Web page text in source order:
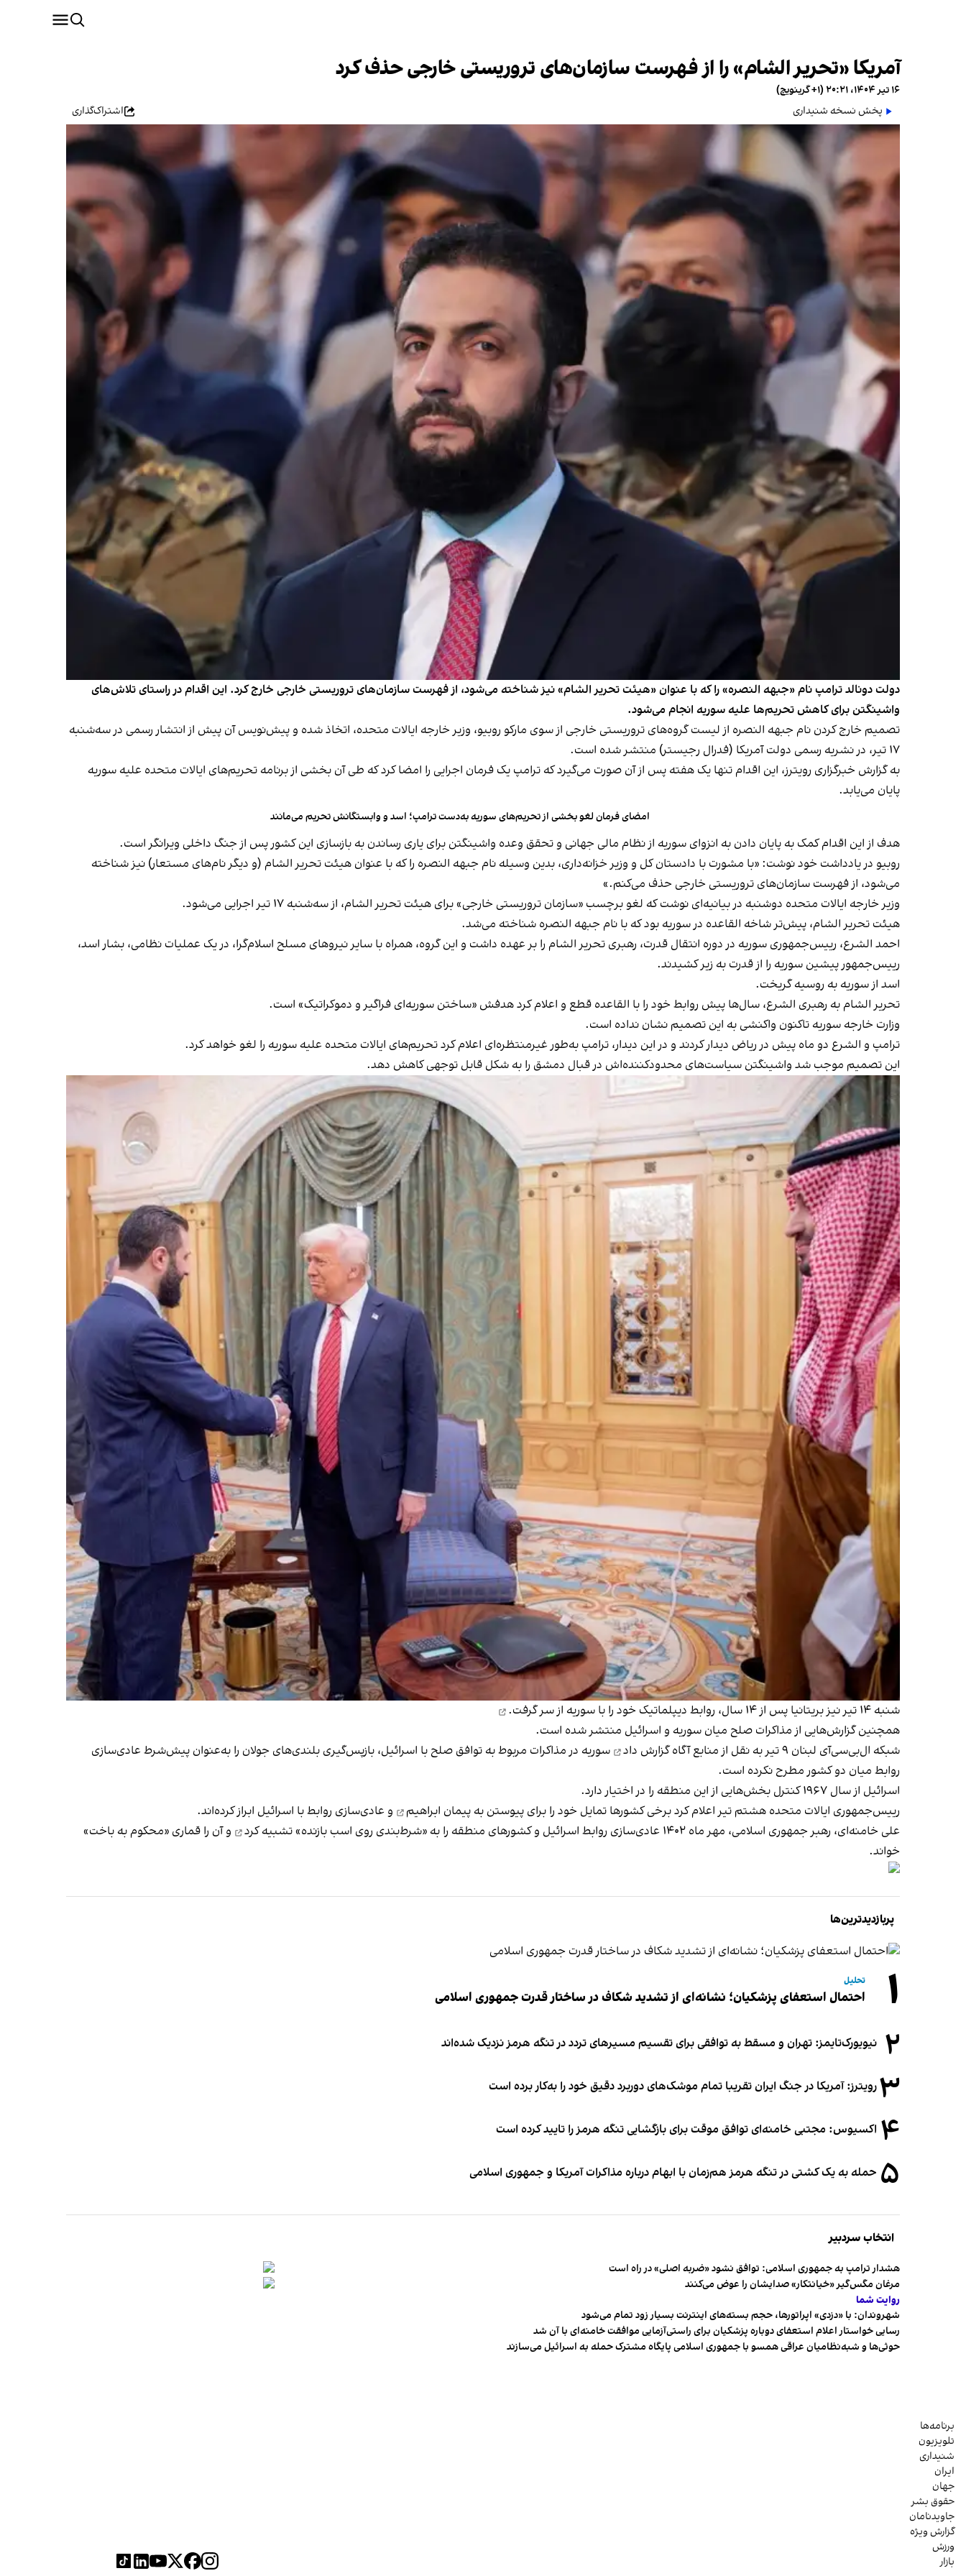
آمریکا «تحریر الشام» را از فهرست سازمان‌های تروریستی خارجی حذف کرد
۱۶ تیر ۱۴۰۴، ۲۰:۲۱ (‎+۱ گرینویچ)
پخش نسخه شنیداری
اشتراک‌گذاری
دولت دونالد ترامپ نام «جبهه النصره» را که با عنوان «هیئت تحریر الشام» نیز شناخته می‌شود، از فهرست سازمان‌های تروریستی خارجی خارج کرد. این اقدام در راستای تلاش‌های
واشینگتن برای کاهش تحریم‌ها علیه سوریه انجام می‌شود.
تصمیم خارج کردن نام جبهه النصره از لیست گروه‌های تروریستی خارجی از سوی مارکو روبیو، وزیر خارجه ایالات متحده، اتخاذ شده و پیش‌نویس آن پیش از انتشار رسمی در سه‌شنبه
۱۷ تیر، در نشریه رسمی دولت آمریکا (فدرال رجیستر) منتشر شده است.
به گزارش خبرگزاری رویترز، این اقدام تنها یک هفته پس از آن صورت می‌گیرد که ترامپ یک فرمان اجرایی‌ را امضا کرد که طی آن بخشی از برنامه تحریم‌های ایالات متحده علیه سوریه
پایان می‌یابد.
امضای فرمان لغو بخشی از تحریم‌های سوریه به‌دست ترامپ؛ اسد و وابستگانش تحریم می‌مانند
هدف از این اقدام کمک به پایان دادن به انزوای سوریه از نظام مالی جهانی و تحقق وعده واشینگتن برای یاری رساندن به بازسازی این کشور پس از جنگ داخلی ویرانگر است.
روبیو در یادداشت خود نوشت: «با مشورت با دادستان کل و وزیر خزانه‌داری، بدین‌ وسیله نام جبهه النصره را که با عنوان هیئت تحریر الشام (و دیگر نام‌های مستعار) نیز شناخته
می‌شود، از فهرست سازمان‌های تروریستی خارجی حذف می‌کنم.»
وزیر خارجه ایالات متحده دوشنبه در بیانیه‌ای نوشت که لغو برچسب «سازمان تروریستی خارجی» برای هیئت تحریر الشام، از سه‌شنبه ۱۷ تیر اجرایی می‌شود.
هیئت تحریر الشام، پیش‌تر شاخه القاعده در سوریه بود که با نام جبهه النصره شناخته می‌شد.
احمد الشرع، رییس‌جمهوری سوریه در دوره انتقال قدرت، رهبری تحریر الشام را بر عهده داشت و این گروه، همراه با سایر نیروهای مسلح اسلام‌گرا، در یک عملیات نظامی، بشار اسد،
رییس‌جمهور پیشین سوریه را از قدرت به زیر کشیدند.
اسد از سوریه به روسیه گریخت.
تحریر الشام به رهبری الشرع، سال‌ها پیش روابط خود را با القاعده قطع و اعلام کرد هدفش «ساختن سوریه‌ای فراگیر و دموکراتیک» است.
وزارت خارجه سوریه تاکنون واکنشی به این تصمیم نشان نداده است.
ترامپ و الشرع دو ماه پیش در ریاض دیدار کردند و در این دیدار، ترامپ به‌طور غیرمنتظره‌ای اعلام کرد تحریم‌های ایالات متحده علیه سوریه را لغو خواهد کرد.
این تصمیم موجب شد واشینگتن سیاست‌های محدودکننده‌اش در قبال دمشق را به شکل قابل‌ توجهی کاهش دهد.
شنبه ۱۴ تیر نیز بریتانیا پس از ۱۴ سال، روابط دیپلماتیک خود را با سوریه
از سر گرفت.
همچنین گزارش‌‎هایی از مذاکرات صلح میان سوریه و اسرائیل منتشر شده است.
شبکه ال‌بی‌سی‌آی لبنان ۹ تیر
به نقل از منابع آگاه گزارش داد
سوریه در مذاکرات مربوط به توافق صلح با اسرائیل، بازپس‌گیری بلندی‌های جولان را به‌عنوان پیش‌شرط عادی‌سازی
روابط میان دو کشور مطرح نکرده است.
اسرائیل از سال ۱۹۶۷ کنترل بخش‌هایی از این منطقه را در اختیار دارد.
رییس‌جمهوری ایالات متحده هشتم تیر اعلام کرد برخی کشورها تمایل خود را برای پیوستن به پیمان ابراهیم
و عادی‌سازی روابط با اسرائیل ابراز کرده‌اند.
علی خامنه‌ای، رهبر جمهوری اسلامی، مهر ماه ۱۴۰۲ عادی‌سازی روابط اسرائیل و کشورهای منطقه را به «شرط‌بندی روی اسب بازنده»
تشبیه کرد
و آن را قماری «محکوم به باخت»
خواند.
پربازدیدترین‌ها
۱ تحلیل
احتمال استعفای پزشکیان؛ نشانه‌ای از تشدید شکاف در ساختار قدرت جمهوری اسلامی
۲ نیویورک‌تایمز: تهران و مسقط به توافقی برای تقسیم مسیرهای تردد در تنگه هرمز نزدیک شده‌اند
۳رویترز: آمریکا در جنگ ایران تقریبا تمام موشک‌های دوربرد دقیق خود را به‌کار برده است
۴ اکسیوس: مجتبی خامنه‌ای توافق موقت برای بازگشایی تنگه هرمز را تایید کرده است
۵ حمله به یک کشتی در تنگه هرمز هم‌زمان با ابهام درباره مذاکرات آمریکا و جمهوری اسلامی
انتخاب سردبیر
هشدار ترامپ به جمهوری اسلامی: توافق نشود «ضربه اصلی» در راه است
مرغان مگس‌گیر «خیانتکار» صدایشان را عوض می‌کنند
روایت شما
شهروندان:‌ با «دزدی» اپراتورها، حجم بسته‌های اینترنت بسیار زود تمام می‌شود
رسایی خواستار اعلام استعفای دوباره پزشکیان برای راستی‌آزمایی موافقت خامنه‌ای با آن شد
حوثی‌ها و شبه‌نظامیان عراقی همسو با جمهوری اسلامی پایگاه مشترک حمله به اسرائیل می‌سازند
برنامه‌ها
تلویزیون
شنیداری
ایران
جهان
حقوق بشر
جاویدنامان
گزارش ویژه
ورزش
بازار